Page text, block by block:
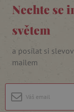
Nechte se
světem
a posílat si
mailem